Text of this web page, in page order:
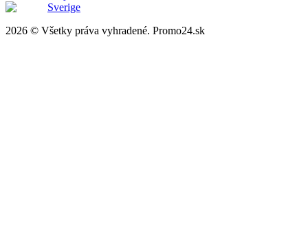
Sverige
2026 © Všetky práva vyhradené. Promo24.sk